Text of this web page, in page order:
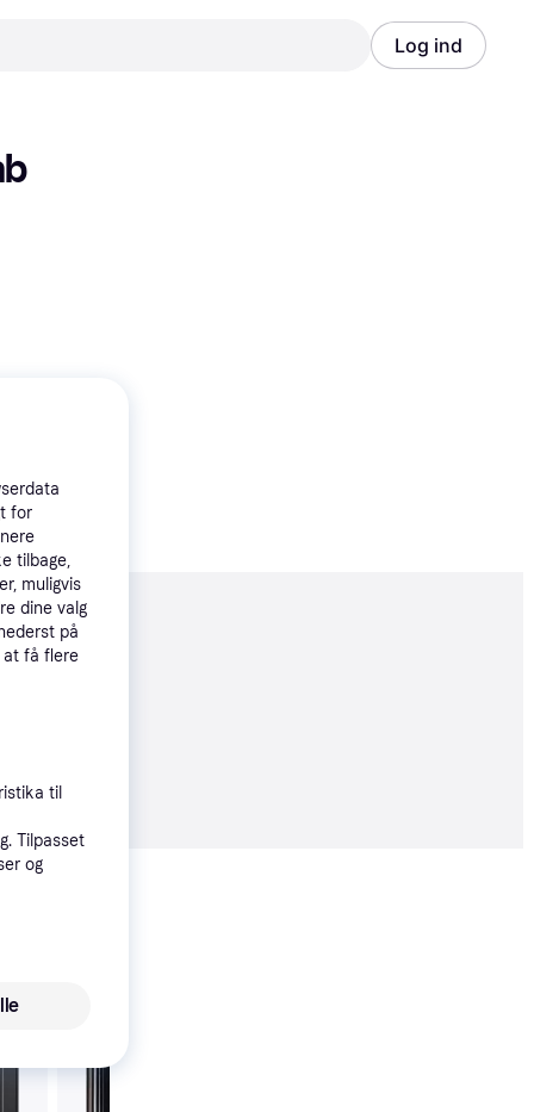
Log ind
kr.
Vis alle
for
tilbage,
muligvis
dine valg
på
at få flere
til
Tilpasset
og